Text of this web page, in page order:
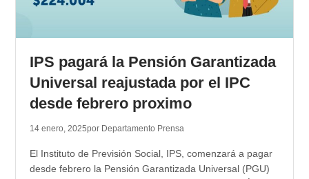
IPS pagará la Pensión Garantizada
Universal reajustada por el IPC
desde febrero proximo
14 enero, 2025por Departamento Prensa
El Instituto de Previsión Social, IPS, comenzará a pagar
desde febrero la Pensión Garantizada Universal (PGU)